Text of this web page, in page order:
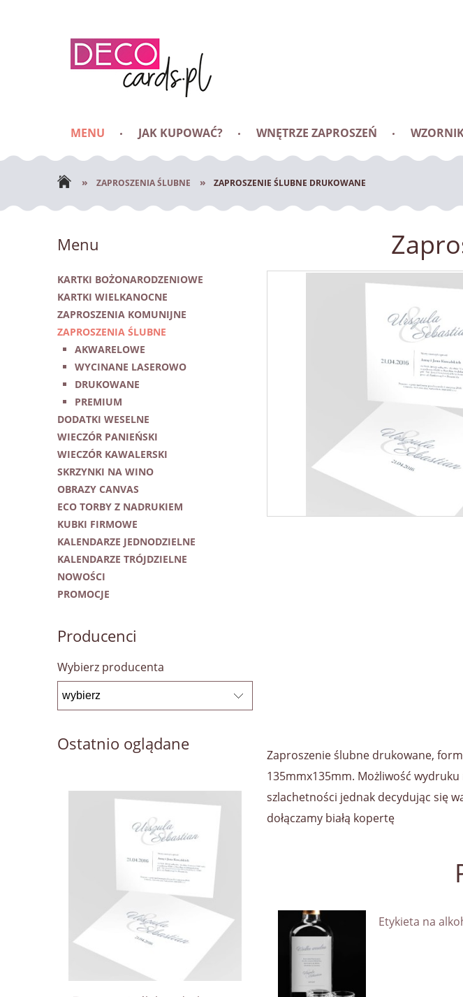
MENU JAK KUPOWAĆ? WNĘTRZE ZAPROSZEŃ
BLOG
» ZAPROSZENIA ŚLUBNE » ZAPROSZENIE ŚLUBNE DRUKOWANE
Menu
KARTKI BOŻONARODZENIOWE
KARTKI WIELKANOCNE
ZAPROSZENIA KOMUNIJNE
ZAPROSZENIA ŚLUBNE
AKWARELOWE
WYCINANE LASEROWO
DRUKOWANE
PREMIUM
DODATKI WESELNE
WIECZÓR PANIEŃSKI
WIECZÓR KAWALERSKI
SKRZYNKI NA WINO
OBRAZY CANVAS
ECO TORBY Z NADRUKIEM
KUBKI FIRMOWE
KALENDARZE JEDNODZIELNE
KALENDARZE TRÓJDZIELNE
NOWOŚCI
PROMOCJE
Producenci
Wybierz producenta
Ostatnio oglądane
Zaproszenie ślubne drukowane,
135mmx135mm. Możliwość
szlachetności jednak decydując się
dołączamy białą kopertę
Etykieta na